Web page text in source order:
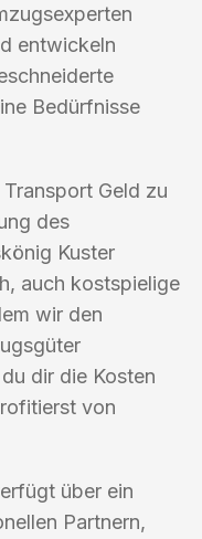
entwickeln
Bedürfnisse
Geld zu
des
Kuster
auch kostspielige
wir den
dir die Kosten
von
über ein
Partnern,